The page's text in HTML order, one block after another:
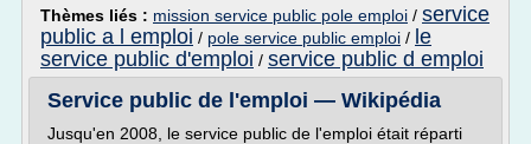
Thèmes liés : mission service public pole emploi / service
public a l emploi / pole service public emploi / le
service public d'emploi / service public d emploi
Service public de l'emploi — Wikipédia
Jusqu'en 2008, le service public de l'emploi était réparti